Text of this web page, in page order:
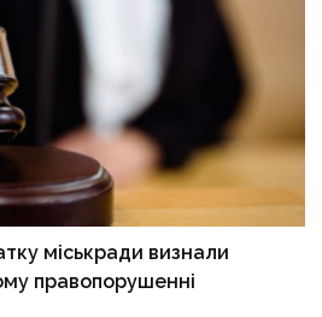
міськради визнали
правопорушенні